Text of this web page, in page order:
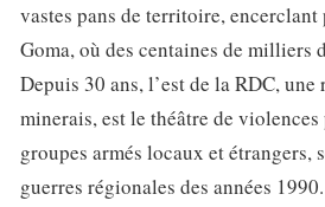
vastes pans de territoire,
Goma, où des centaines de milliers
Depuis 30 ans, l’est de la RDC,
minerais, est le théâtre de violences
groupes armés locaux et étrangers,
guerres régionales des années 1990.